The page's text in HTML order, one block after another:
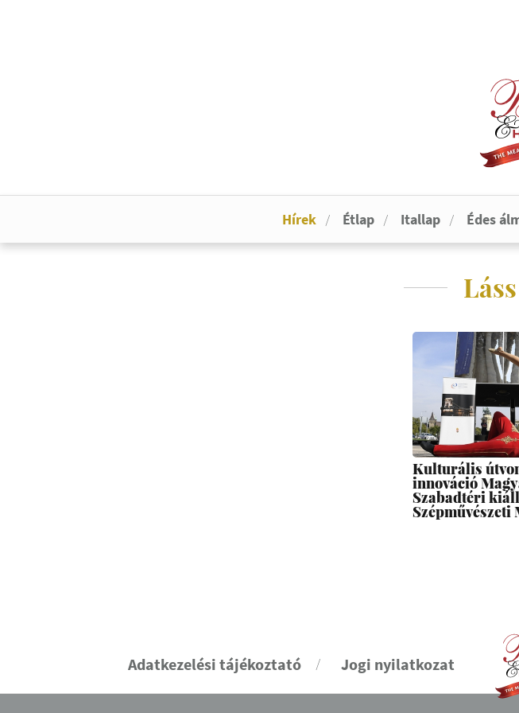
Hírek Étlap Itallap Édes
Kulturális
innováció
Szabadtéri
Szépművészeti
Adatkezelési tájékoztató Jogi nyilatkozat